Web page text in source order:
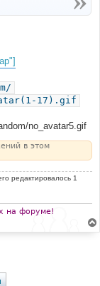
17).gif
no_avatar5.gif
в этом
редактировалось 1
на форуме!